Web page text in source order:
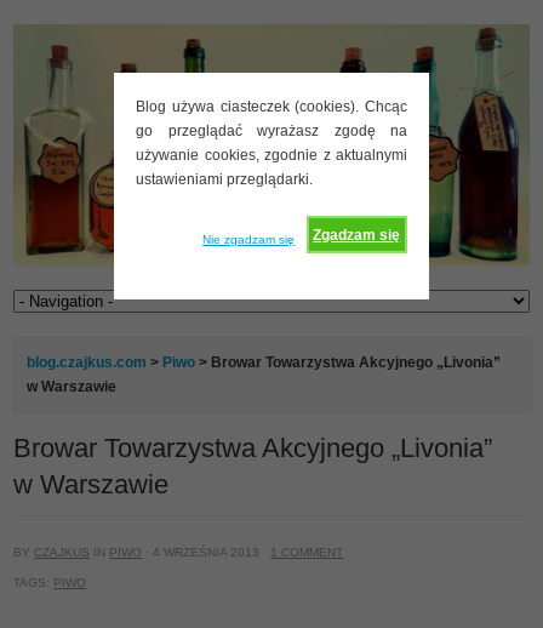
Blog używa ciasteczek (cookies). Chcąc
go przeglądać wyrażasz zgodę na
używanie cookies, zgodnie z aktualnymi
ustawieniami przeglądarki.
Zgadzam się
Nie zgadzam się
blog.czajkus.com > Piwo > Browar Towarzystwa Akcyjnego „Livonia”
w Warszawie
Browar Towarzystwa Akcyjnego „Livonia”
w Warszawie
BY CZAJKUS IN PIWO · 4 WRZEŚNIA 2013 · 1 COMMENT
TAGS: PIWO